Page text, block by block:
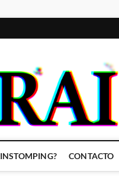
CONTACTO